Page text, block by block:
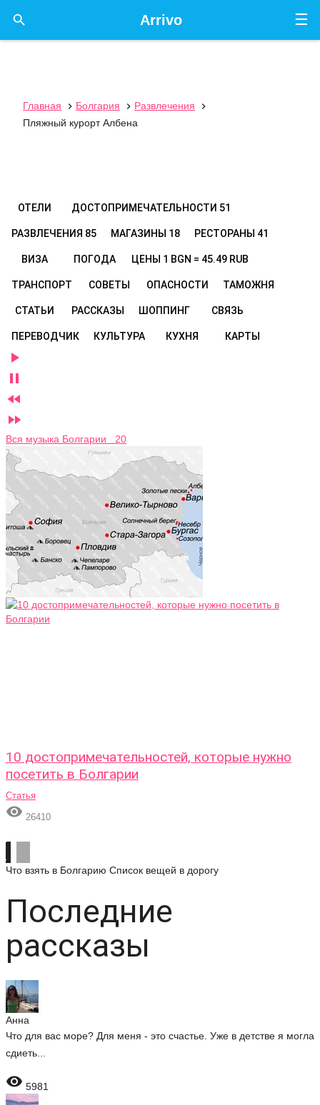
☰
Arrivo

Главная  Болгария  Развлечения

Пляжный курорт Албена
ОТЕЛИ ДОСТОПРИМЕЧАТЕЛЬНОСТИ 51
РАЗВЛЕЧЕНИЯ 85 МАГАЗИНЫ 18 РЕСТОРАНЫ 41
ВИЗА ПОГОДА ЦЕНЫ 1 BGN = 45.49 RUB
ТРАНСПОРТ СОВЕТЫ ОПАСНОСТИ ТАМОЖНЯ
СТАТЬИ РАССКАЗЫ ШОППИНГ СВЯЗЬ
ПЕРЕВОДЧИК КУЛЬТУРА КУХНЯ КАРТЫ




Вся музыка Болгарии 20
10 достопримечательностей, которые нужно
посетить в Болгарии
Статья
 26410
Что взять в Болгарию Список вещей в дорогу
Последние
рассказы
Анна
Что для вас море? Для меня - это счастье. Уже в детстве я могла
сдиеть...
 5981